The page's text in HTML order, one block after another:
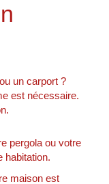
un carport ?
est nécessaire.
pergola ou votre
habitation.
maison est